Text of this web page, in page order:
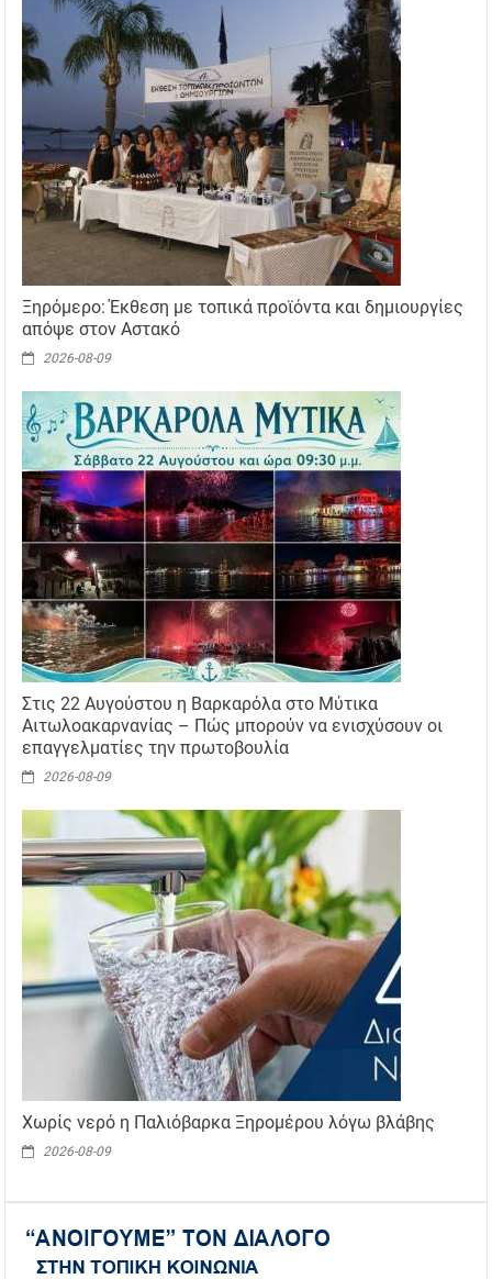
Ξηρόμερο: Έκθεση με τοπικά προϊόντα και δημιουργίες
απόψε στον Αστακό
2026-08-09
Στις 22 Αυγούστου η Βαρκαρόλα στο Μύτικα
Αιτωλοακαρνανίας – Πώς μπορούν να ενισχύσουν οι
επαγγελματίες την πρωτοβουλία
2026-08-09
Χωρίς νερό η Παλιόβαρκα Ξηρομέρου λόγω βλάβης
2026-08-09